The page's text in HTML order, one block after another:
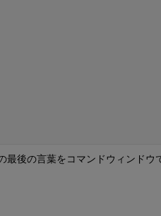
最後の言葉をコマンドウィンドウ